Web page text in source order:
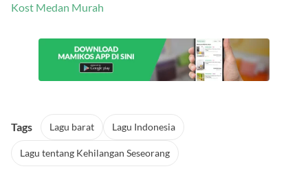
Kost Medan Murah
Tags Lagu barat Lagu Indonesia
Lagu tentang Kehilangan Seseorang